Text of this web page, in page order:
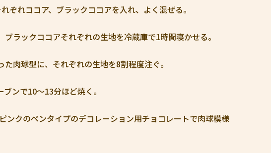
ぞれココア、ブラックココアを入れ、よく混ぜる。
ブラックココアそれぞれの生地を冷蔵庫で1時間寝かせる。
肉球型に、それぞれの生地を8割程度注ぐ。
ンで10～13分ほど焼く。
ンクのペンタイプのデコレーション用チョコレートで肉球模様